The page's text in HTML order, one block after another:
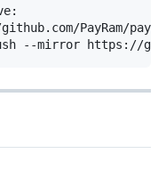
PayRam/